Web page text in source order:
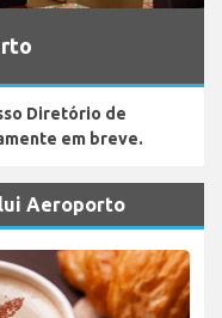
Diretório de
em breve.
Aeroporto